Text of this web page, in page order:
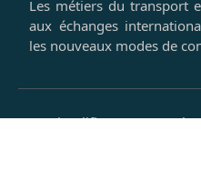
Les métiers du transport
aux échanges
les nouveaux modes de
Simplifiez votre supply